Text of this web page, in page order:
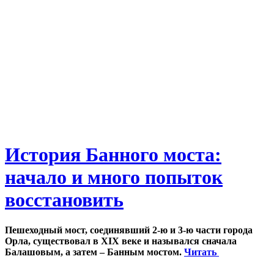
История Банного моста:
начало и много попыток
восстановить
Пешеходный мост, соединявший 2-ю и 3-ю части города
Орла, существовал в XIX веке и назывался сначала
Балашовым, а затем – Банным мостом. Читать